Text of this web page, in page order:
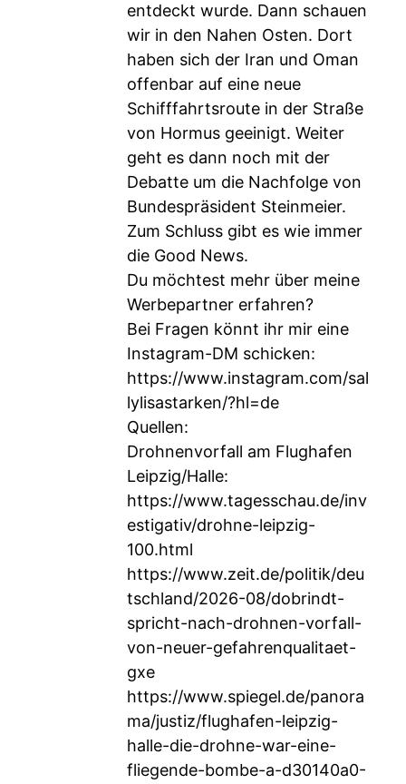
entdeckt wurde. Dann schauen
wir in den Nahen Osten. Dort
haben sich der Iran und Oman
offenbar auf eine neue
Schifffahrtsroute in der Straße
von Hormus geeinigt. Weiter
geht es dann noch mit der
Debatte um die Nachfolge von
Bundespräsident Steinmeier.
Zum Schluss gibt es wie immer
die Good News.
Du möchtest mehr über meine
Werbepartner erfahren?
Bei Fragen könnt ihr mir eine
Instagram-DM schicken:
https://www.instagram.com/sal
lylisastarken/?hl=de
Quellen:
Drohnenvorfall am Flughafen
Leipzig/Halle:
https://www.tagesschau.de/inv
estigativ/drohne-leipzig-
100.html
https://www.zeit.de/politik/deu
tschland/2026-08/dobrindt-
spricht-nach-drohnen-vorfall-
von-neuer-gefahrenqualitaet-
gxe
https://www.spiegel.de/panora
ma/justiz/flughafen-leipzig-
halle-die-drohne-war-eine-
fliegende-bombe-a-d30140a0-